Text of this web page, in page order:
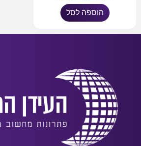
הוספה לסל